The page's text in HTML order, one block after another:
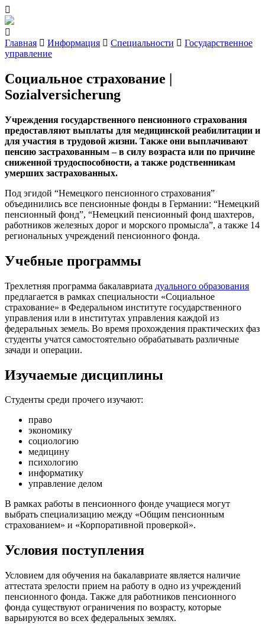
Главная Информация Специальности
Государственное
управление
Социальное страхование |
Sozialversicherung
Учреждения государственного пенсионного страхования
предоставляют выплаты для медицинской реабилитации и
для участия в трудовой жизни. Также они выплачивают
пенсию застрахованным – в силу возраста или по причине
сниженной трудоспособности, а также родственникам
умерших застрахованных.
Под эгидой “Немецкого пенсионного страхования”
объединились все пенсионные фонды в Германии: “Немецкий
пенсионный фонд”, “Немецкий пенсионный фонд шахтеров,
работников железных дорог и морского промысла”, а также 14
региональных учреждений пенсионного фонда.
Учебные программы
Трехлетняя программа бакалавриата дуального образования
предлагается в рамках специальности «Социальное
страхование» в Федеральном институте государственного
управления или в институтах управления каждой из
федеральных земель. Во время прохождения практических фаз
студенты учатся самостоятельно обрабатывать различные
зачади и операции.
Изучаемые дисциплины
Студенты среди прочего изучают:
право
экономику
социологию
медицину
психологию
информатику
управление делом
В рамках работы в пенсионного фонде учащиеся могут
выбрать специализацию между «Общим пенсионным
страхованием» и «Корпоративной проверкой».
Условия поступления
Условием для обучения на бакалавриате является наличие
аттестата зрелости прием на работу в одно из учреждений
пенсионного фонда. Также для работников пенсионного
фонда существуют ограничения по возрасту, которые
варьируются во всех федеральных землях.